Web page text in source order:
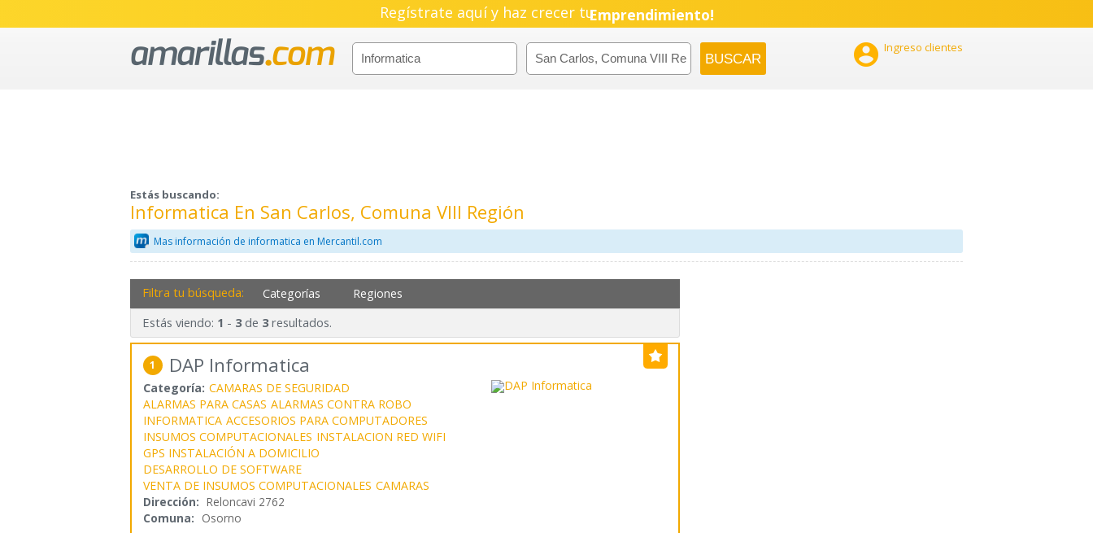
Regístrate aquí y haz crecer tuPyme!
Emprendimiento!
 Ingreso clientes
Estás buscando:
Informatica En San Carlos, Comuna VIII Región
Mas información de informatica en Mercantil.com
Filtra tu búsqueda: Categorías Regiones
Estás viendo: 1 - 3de 3resultados.
1 DAP Informatica
Categoría: CAMARAS DE SEGURIDAD
ALARMAS PARA CASAS ALARMAS CONTRA ROBO
INFORMATICA ACCESORIOS PARA COMPUTADORES
INSUMOS COMPUTACIONALES INSTALACION RED WIFI
GPS INSTALACIÓN A DOMICILIO
DESARROLLO DE SOFTWARE
VENTA DE INSUMOS COMPUTACIONALES CAMARAS
Dirección: Reloncavi 2762
Comuna: Osorno